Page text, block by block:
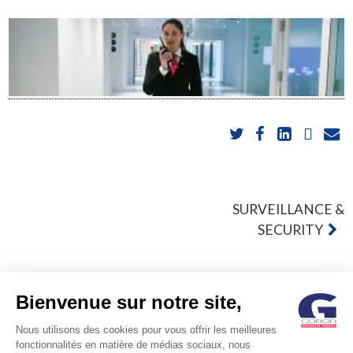
SURVEILLANCE &
SECURITY
© GORON S.A. /1, rue d’Anjou – 92600 ASNIERES –
Bienvenue sur notre site,
Nous utilisons des cookies pour vous offrir les meilleures
fonctionnalités en matière de médias sociaux, nous